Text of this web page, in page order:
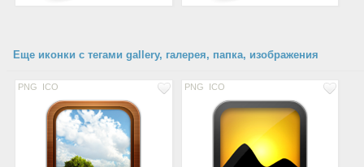
Еще иконки с тегами gallery, галерея, папка, изображения
PNG ICO PNG ICO